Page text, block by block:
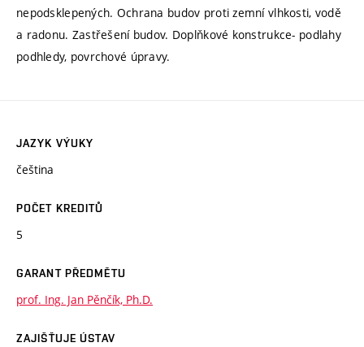
nepodsklepených. Ochrana budov proti zemní vlhkosti, vodě
a radonu. Zastřešení budov. Doplňkové konstrukce- podlahy
podhledy, povrchové úpravy.
JAZYK VÝUKY
čeština
POČET KREDITŮ
5
GARANT PŘEDMĚTU
prof. Ing. Jan Pěnčík, Ph.D.
ZAJIŠŤUJE ÚSTAV